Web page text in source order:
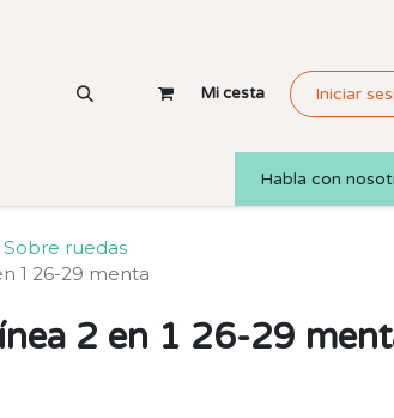
Mi cesta Iniciar
Habla con
Sobre ruedas
1 26-29 menta
2 en 1 26-29